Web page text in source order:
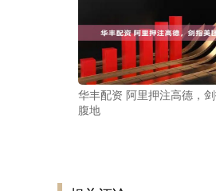
华丰配资 阿里押注高德，
腹地